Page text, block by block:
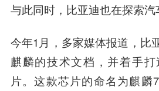
与此同时， 比亚迪也在探索汽
今年1月，多家媒体报道，比
麒麟的技术文档，并着手
片。这款芯片的命名为麒麟